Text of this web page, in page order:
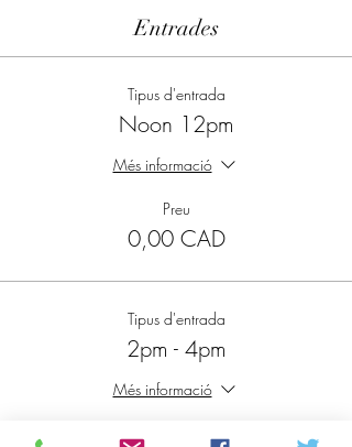
Entrades
Tipus d'entrada
Noon 12pm
Més informació
Preu
0,00 CAD
Tipus d'entrada
2pm - 4pm
Més informació